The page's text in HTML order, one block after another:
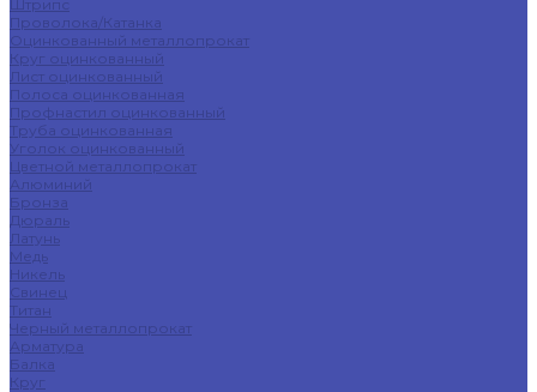
Штрипс
Проволока/Катанка
Оцинкованный металлопрокат
Круг оцинкованный
Лист оцинкованный
Полоса оцинкованная
Профнастил оцинкованный
Труба оцинкованная
Уголок оцинкованный
Цветной металлопрокат
Алюминий
Бронза
Дюраль
Латунь
Медь
Никель
Свинец
Титан
Черный металлопрокат
Арматура
Балка
Круг